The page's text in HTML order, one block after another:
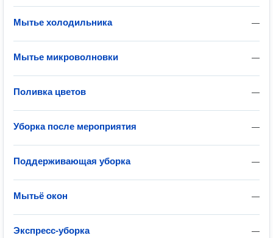
—
Мытье холодильника
—
Мытье микроволновки
—
Поливка цветов
—
Уборка после мероприятия
—
Поддерживающая уборка
—
Мытьё окон
—
Экспресс-уборка